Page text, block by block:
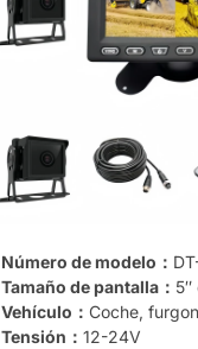
Número de modelo：
Tamaño de pantalla：
Vehículo： Coche,
Tensión： 12-24V